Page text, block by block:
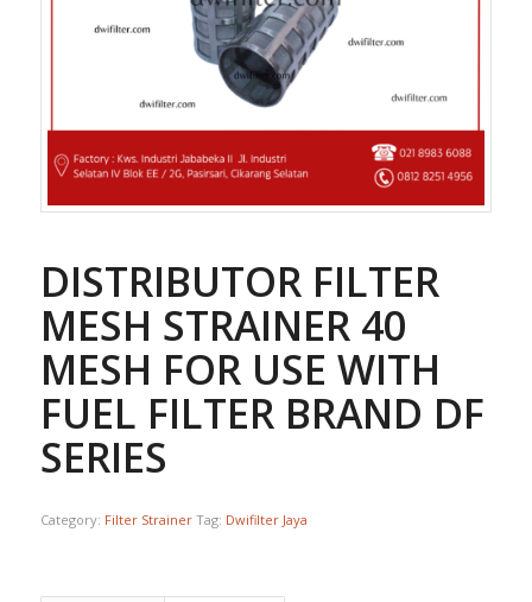
DISTRIBUTOR FILTER
MESH STRAINER 40
MESH FOR USE WITH
FUEL FILTER BRAND DF
SERIES
Category: Filter Strainer Tag: Dwifilter Jaya